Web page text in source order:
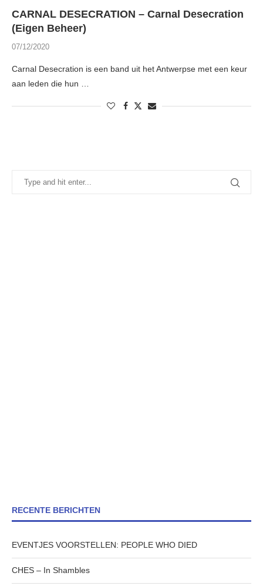
CARNAL DESECRATION – Carnal Desecration
(Eigen Beheer)
07/12/2020
Carnal Desecration is een band uit het Antwerpse met een keur
aan leden die hun …
RECENTE BERICHTEN
EVENTJES VOORSTELLEN: PEOPLE WHO DIED
CHES – In Shambles